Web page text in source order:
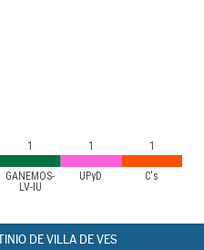
GANEMOS-
LV-IU
UPyD C's
1 1 1
DE VILLA DE VES